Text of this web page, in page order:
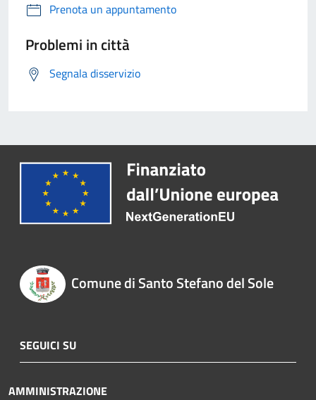
Prenota un appuntamento
Problemi in città
Segnala disservizio
Comune di Santo Stefano del Sole
SEGUICI SU
AMMINISTRAZIONE